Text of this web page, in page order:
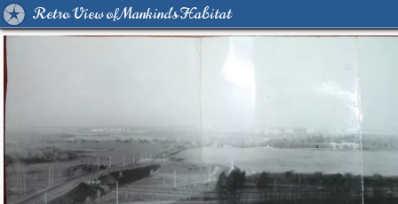
Retro View of Mankind's Habitat